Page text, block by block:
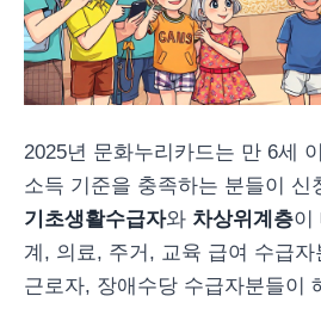
2025년 문화누리카드는 만 6세
소득 기준을 충족하는 분들이 신
기초생활수급자와 차상위계층이
계, 의료, 주거, 교육 급여 수급
근로자, 장애수당 수급자분들이